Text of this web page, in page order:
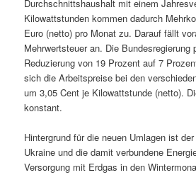
Durchschnittshaushalt mit einem
Kilowattstunden kommen dadurch
Euro (netto) pro Monat zu. Darauf fällt
Mehrwertsteuer an. Die Bundesregierung
Reduzierung von 19 Prozent auf 7
sich die Arbeitspreise bei den
um 3,05 Cent je Kilowattstunde (netto).
konstant.
Hintergrund für die neuen Umlagen ist
Ukraine und die damit verbundene
Versorgung mit Erdgas in den